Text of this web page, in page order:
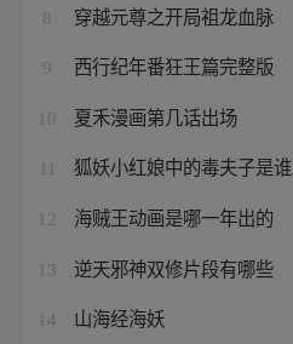
8 穿越元尊之开局祖龙血脉
9 西行纪年番狂王篇完整版
10 夏禾漫画第几话出场
狐妖小红娘中的毒夫子是谁
12 海贼王动画是哪一年出的
13 逆天邪神双修片段有哪些
14 山海经海妖